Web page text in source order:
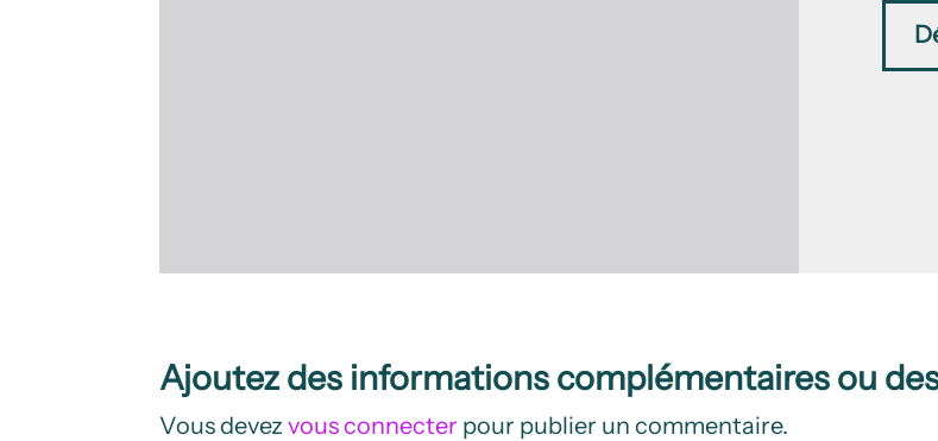
Ajoutez des informations complémentaires ou
Vous devezvous connecter pour publier un commentaire.